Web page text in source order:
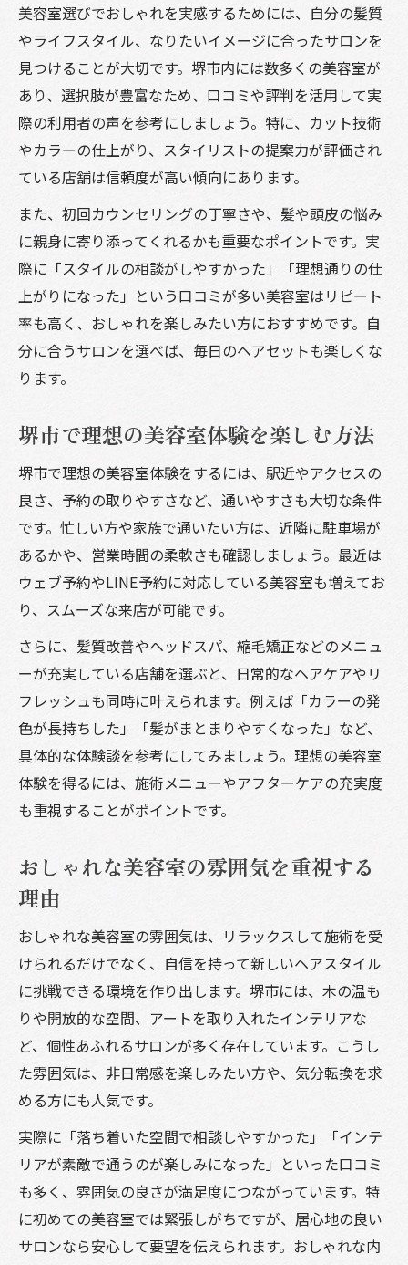
口コミから美容室を選ぶ際の注意点
美容室選びで後悔しないヒントを押さえる
おしゃれを追求するなら堺市の美容室へ
堺市の美容室で実現するおしゃれヘアの秘
訣
おしゃれ重視派におすすめの美容室特徴
美容室で叶える周囲と差がつくおしゃれ感
おしゃれな美容室の技術とサービスの魅力
美容室選びを失敗しないための秘訣
美容室選びで失敗しないチェックポイント
カット技術に強い美容室の見分け方とは
堺市で失敗しにくい美容室選びの手順
髪質改善に強い美容室の見分け方
髪質改善に強い美容室の特徴を知る
美容室で髪質改善を実感するポイント
髪悩みに合う美容室選びとカウンセリング
おしゃれに髪質改善できる美容室の探し方
美容室選びで髪質改善を成功させる方法
納得のいく美容室を堺市で探す方法
納得感の高い美容室探しの手順とコツ
堺市で満足できる美容室選びの秘訣
おしゃれな美容室予約で注意する点
美容室選びに迷った時の比較ポイント
理想の美容室に出会うための情報収集法
美容室選びでおしゃれを実感するためには、自分の髪質
やライフスタイル、なりたいイメージに合ったサロンを
見つけることが大切です。堺市内には数多くの美容室が
あり、選択肢が豊富なため、口コミや評判を活用して実
際の利用者の声を参考にしましょう。特に、カット技術
やカラーの仕上がり、スタイリストの提案力が評価され
ている店舗は信頼度が高い傾向にあります。
また、初回カウンセリングの丁寧さや、髪や頭皮の悩み
に親身に寄り添ってくれるかも重要なポイントです。実
際に「スタイルの相談がしやすかった」「理想通りの仕
上がりになった」という口コミが多い美容室はリピート
率も高く、おしゃれを楽しみたい方におすすめです。自
分に合うサロンを選べば、毎日のヘアセットも楽しくな
ります。
堺市で理想の美容室体験を楽しむ方法
堺市で理想の美容室体験をするには、駅近やアクセスの
良さ、予約の取りやすさなど、通いやすさも大切な条件
です。忙しい方や家族で通いたい方は、近隣に駐車場が
あるかや、営業時間の柔軟さも確認しましょう。最近は
ウェブ予約やLINE予約に対応している美容室も増えてお
り、スムーズな来店が可能です。
さらに、髪質改善やヘッドスパ、縮毛矯正などのメニュ
ーが充実している店舗を選ぶと、日常的なヘアケアやリ
フレッシュも同時に叶えられます。例えば「カラーの発
色が長持ちした」「髪がまとまりやすくなった」など、
具体的な体験談を参考にしてみましょう。理想の美容室
体験を得るには、施術メニューやアフターケアの充実度
も重視することがポイントです。
おしゃれな美容室の雰囲気を重視する
理由
おしゃれな美容室の雰囲気は、リラックスして施術を受
けられるだけでなく、自信を持って新しいヘアスタイル
に挑戦できる環境を作り出します。堺市には、木の温も
りや開放的な空間、アートを取り入れたインテリアな
ど、個性あふれるサロンが多く存在しています。こうし
た雰囲気は、非日常感を楽しみたい方や、気分転換を求
める方にも人気です。
実際に「落ち着いた空間で相談しやすかった」「インテ
リアが素敵で通うのが楽しみになった」といった口コミ
も多く、雰囲気の良さが満足度につながっています。特
に初めての美容室では緊張しがちですが、居心地の良い
サロンなら安心して要望を伝えられます。おしゃれな内